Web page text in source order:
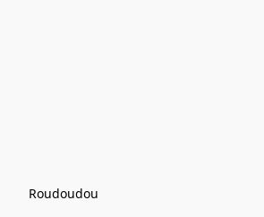
Roudoudou